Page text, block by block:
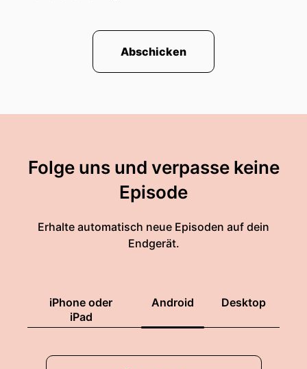
Abschicken
Folge uns und verpasse keine
Episode
Erhalte automatisch neue Episoden auf dein
Endgerät.
iPhone oder
iPad
Android Desktop